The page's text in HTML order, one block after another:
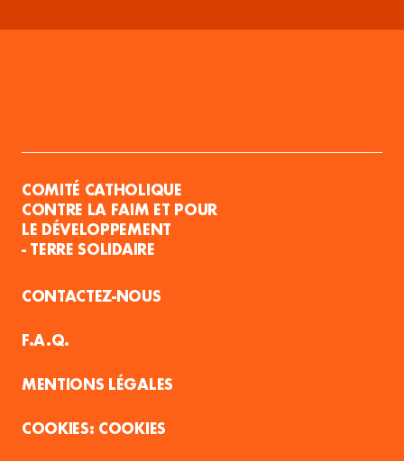
COMITÉ CATHOLIQUE
CONTRE LA FAIM ET POUR
LE DÉVELOPPEMENT
- TERRE SOLIDAIRE
CONTACTEZ-NOUS
F.A.Q.
MENTIONS LÉGALES
COOKIES